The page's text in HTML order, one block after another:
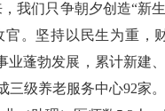
，我们只争朝夕创造“新
官。坚持以民生为重，
业蓬勃发展，累计新建
三级养老服务中心92家